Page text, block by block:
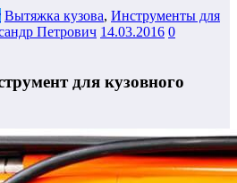
Вытяжка кузова, Инструменты для
Петрович 14.03.2016 0
для кузовного